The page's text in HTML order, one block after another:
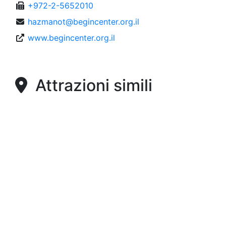
+972-2-5652010
hazmanot@begincenter.org.il
www.begincenter.org.il
Attrazioni simili